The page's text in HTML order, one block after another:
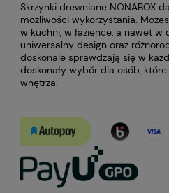
Skrzynki drewniane NONABOX
możliwości wykorzystania.
w kuchni, w łazience, a nawet w
uniwersalny design oraz
doskonale sprawdzają się w
doskonały wybór dla osób,
wnętrza.